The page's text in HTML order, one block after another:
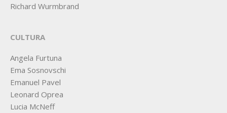
Richard Wurmbrand
CULTURA
Angela Furtuna
Ema Sosnovschi
Emanuel Pavel
Leonard Oprea
Lucia McNeff